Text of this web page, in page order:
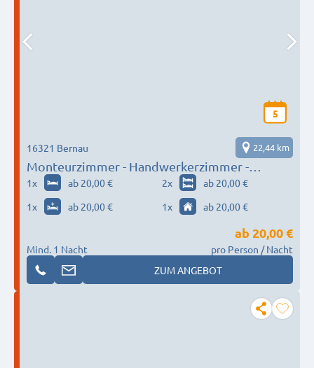
5
Monteurzimmer - Handwerkerzimmer -
Messezimmer mit Gartennutzung und Grillen
ab 20,- EUR
16321 Bernau 22,44 km
1x ab 20,00 € 2x
ab 20,00 €
1x ab 20,00 € 1x ab 20,00 €
Mind. 1 Nacht
ab 20,00 €
pro Person / Nacht
ZUM ANGEBOT